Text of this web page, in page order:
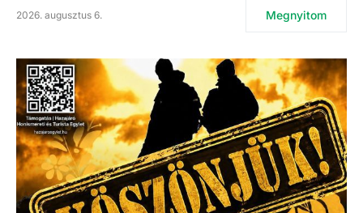
2026. augusztus 6. Megnyitom